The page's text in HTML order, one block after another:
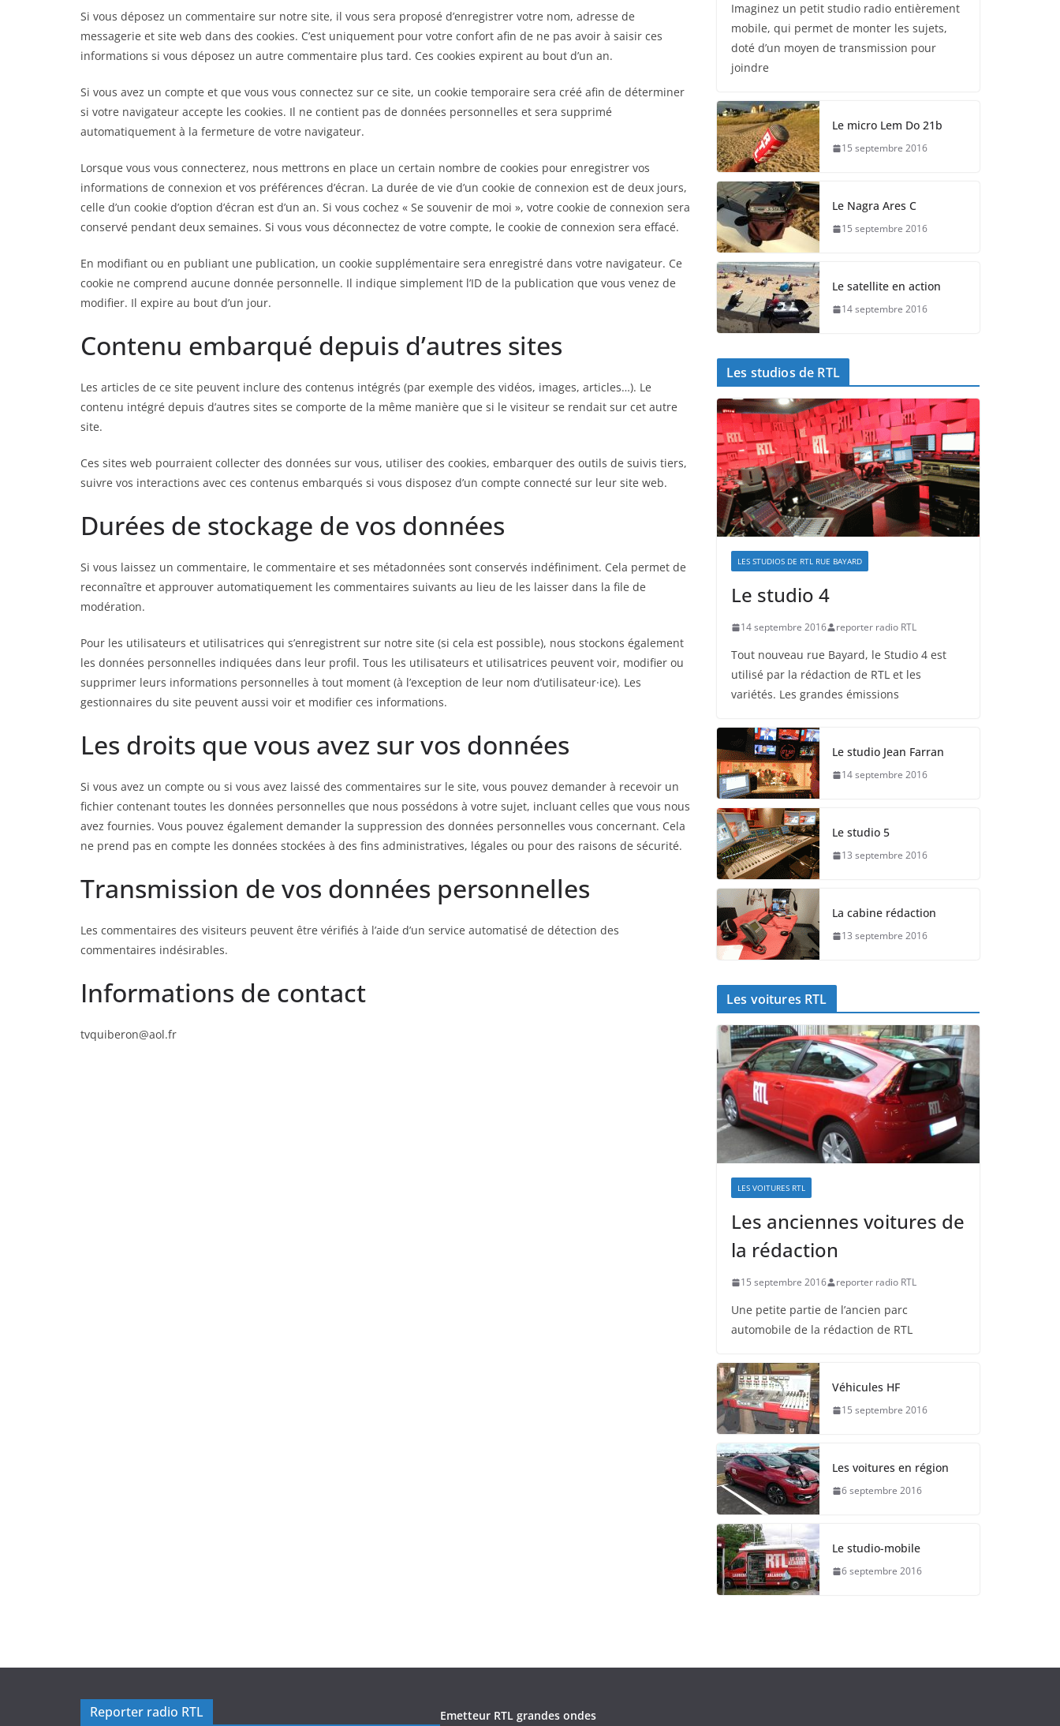
Si vous déposez un commentaire sur notre site, il vous sera proposé d’enregistrer votre nom, adresse de
messagerie et site web dans des cookies. C’est uniquement pour votre confort afin de ne pas avoir à saisir ces
informations si vous déposez un autre commentaire plus tard. Ces cookies expirent au bout d’un an.
Si vous avez un compte et que vous vous connectez sur ce site, un cookie temporaire sera créé afin de déterminer
si votre navigateur accepte les cookies. Il ne contient pas de données personnelles et sera supprimé
automatiquement à la fermeture de votre navigateur.
Lorsque vous vous connecterez, nous mettrons en place un certain nombre de cookies pour enregistrer vos
informations de connexion et vos préférences d’écran. La durée de vie d’un cookie de connexion est de deux jours,
celle d’un cookie d’option d’écran est d’un an. Si vous cochez « Se souvenir de moi », votre cookie de connexion sera
conservé pendant deux semaines. Si vous vous déconnectez de votre compte, le cookie de connexion sera effacé.
En modifiant ou en publiant une publication, un cookie supplémentaire sera enregistré dans votre navigateur. Ce
cookie ne comprend aucune donnée personnelle. Il indique simplement l’ID de la publication que vous venez de
modifier. Il expire au bout d’un jour.
Contenu embarqué depuis d’autres sites
Les articles de ce site peuvent inclure des contenus intégrés (par exemple des vidéos, images, articles…). Le
contenu intégré depuis d’autres sites se comporte de la même manière que si le visiteur se rendait sur cet autre
site.
Ces sites web pourraient collecter des données sur vous, utiliser des cookies, embarquer des outils de suivis tiers,
suivre vos interactions avec ces contenus embarqués si vous disposez d’un compte connecté sur leur site web.
Durées de stockage de vos données
Si vous laissez un commentaire, le commentaire et ses métadonnées sont conservés indéfiniment. Cela permet de
reconnaître et approuver automatiquement les commentaires suivants au lieu de les laisser dans la file de
modération.
Pour les utilisateurs et utilisatrices qui s’enregistrent sur notre site (si cela est possible), nous stockons également
les données personnelles indiquées dans leur profil. Tous les utilisateurs et utilisatrices peuvent voir, modifier ou
supprimer leurs informations personnelles à tout moment (à l’exception de leur nom d’utilisateur·ice). Les
gestionnaires du site peuvent aussi voir et modifier ces informations.
Les droits que vous avez sur vos données
Si vous avez un compte ou si vous avez laissé des commentaires sur le site, vous pouvez demander à recevoir un
fichier contenant toutes les données personnelles que nous possédons à votre sujet, incluant celles que vous nous
avez fournies. Vous pouvez également demander la suppression des données personnelles vous concernant. Cela
ne prend pas en compte les données stockées à des fins administratives, légales ou pour des raisons de sécurité.
Transmission de vos données personnelles
Les commentaires des visiteurs peuvent être vérifiés à l’aide d’un service automatisé de détection des
commentaires indésirables.
Informations de contact
tvquiberon@aol.fr
Imaginez un petit studio radio entièrement
mobile, qui permet de monter les sujets,
doté d’un moyen de transmission pour
joindre
Le micro Lem Do 21b
15 septembre 2016
Le Nagra Ares C
15 septembre 2016
Le satellite en action
14 septembre 2016
Les studios de RTL
LES STUDIOS DE RTL RUE BAYARD
Le studio 4
14 septembre 2016 reporter radio RTL
Tout nouveau rue Bayard, le Studio 4 est
utilisé par la rédaction de RTL et les
variétés. Les grandes émissions
Le studio Jean Farran
14 septembre 2016
Le studio 5
13 septembre 2016
La cabine rédaction
13 septembre 2016
Les voitures RTL
LES VOITURES RTL
Les anciennes voitures de
la rédaction
15 septembre 2016 reporter radio RTL
Une petite partie de l’ancien parc
automobile de la rédaction de RTL
Véhicules HF
15 septembre 2016
Les voitures en région
6 septembre 2016
Le studio-mobile
6 septembre 2016
Reporter radio RTL Emetteur RTL grandes ondes